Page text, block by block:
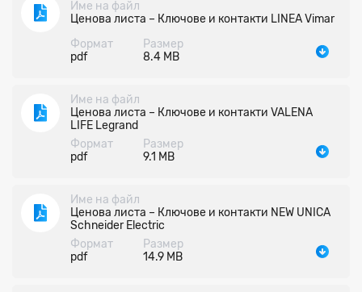
Име на файл
Ценова листа – Ключове и контакти LINEA Vimar
Формат
pdf
Размер
8.4 MB
Име на файл
Ценова листа – Ключове и контакти VALENA
LIFE Legrand
Формат
pdf
Размер
9.1 MB
Име на файл
Ценова листа – Ключове и контакти NEW UNICA
Schneider Electric
Формат
pdf
Размер
14.9 MB